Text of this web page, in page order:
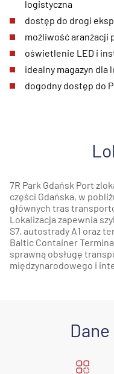
logistyczna
dostęp do drogi
możliwość aranżacji
oświetlenie LED i
idealny magazyn
dogodny dostęp do
7R Park Gdańsk Port
części Gdańska, w
głównych tras
Lokalizacja zapewnia
S7, autostrady A1 oraz
Baltic Container
sprawną obsługę
międzynarodowego i